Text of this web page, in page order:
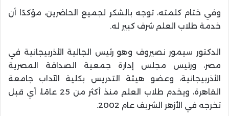
وفي ختام كلمته، توجه بالشكر لجميع الحاضرين، مؤكدًا أن
خدمة طلاب العلم شرف كبير له.
الدكتور سيمور نصيروف وهو رئيس الجالية الأذربيجانية في
مصر، ورئيس مجلس إدارة جمعية الصداقة المصرية
الأذربيجانية، وعضو هيئة التدريس بكلية الآداب جامعة
القاهرة، ويخدم طلاب العلم منذ أكثر من 25 عامًا، أي قبل
تخرجه في الأزهر الشريف عام 2002.